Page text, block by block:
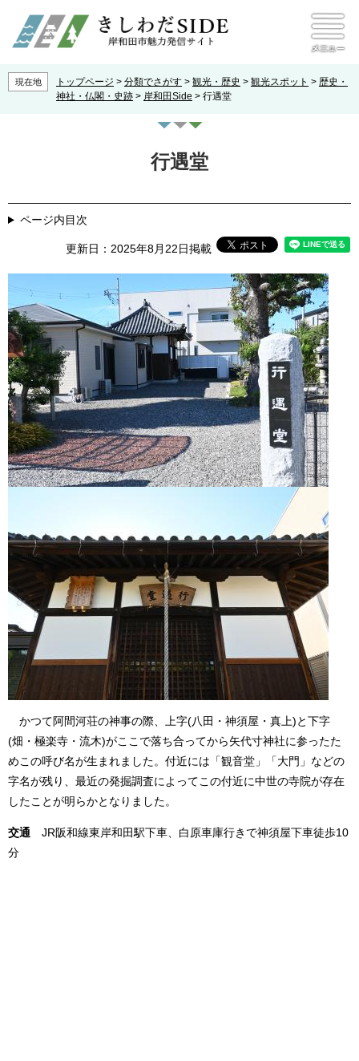
先
頭
現在地 トップページ > 分類でさがす > 観光・歴史 > 観光スポット > 歴史・
神社・仏閣・史跡 > 岸和田Side > 行遇堂
行遇堂
ページ内目次
更新日：2025年8月22日掲載
かつて阿間河荘の神事の際、上字(八田・神須屋・真上)と下字
(畑・極楽寺・流木)がここで落ち合ってから矢代寸神社に参ったた
めこの呼び名が生まれました。付近には「観音堂」「大門」などの
字名が残り、最近の発掘調査によってこの付近に中世の寺院が存在
したことが明らかとなりました。
交通 JR阪和線東岸和田駅下車、白原車庫行きで神須屋下車徒歩10
分